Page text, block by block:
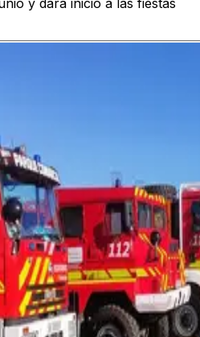
y dará inicio a las fiestas